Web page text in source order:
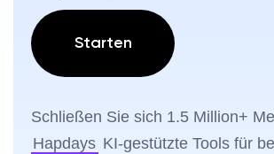
Starten
Schließen Sie sich 1.5 Million+
Hapdays KI-gestützte Tools für